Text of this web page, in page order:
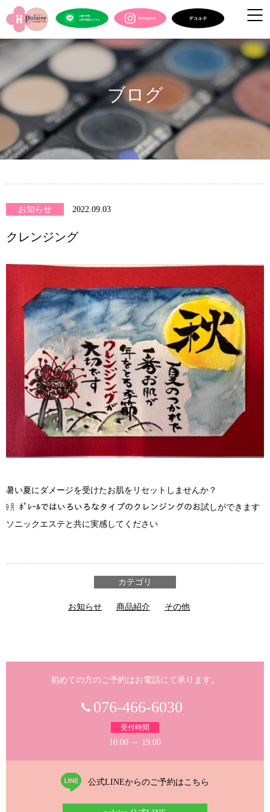
ブログ
お知らせ 2022.09.03
クレンジング
暑い夏にダメージを受けたお肌をリセットしませんか？
㋈ ﾎﾟﾚｰﾙではいろいろなタイプのクレンジングのお試しができます
ソニックエステと共に実感してください
カテゴリ
お知らせ 商品紹介 その他
初めての方のご予約はお電話にて承ります。
076-466-6030
受付時間
10:00 ～ 19:00
公式LINEからのご予約はこちら